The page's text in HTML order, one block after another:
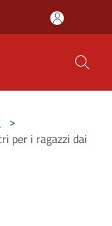
>
per i ragazzi dai